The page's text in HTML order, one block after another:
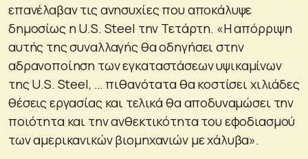
επανέλαβαν τις ανησυχίες που αποκάλυψε
δημοσίως η U.S. Steel την Τετάρτη. «Η απόρριψη
αυτής της συναλλαγής θα οδηγήσει στην
αδρανοποίηση των εγκαταστάσεων υψικαμίνων
της U.S. Steel, … πιθανότατα θα κοστίσει χιλιάδες
θέσεις εργασίας και τελικά θα αποδυναμώσει την
ποιότητα και την ανθεκτικότητα του εφοδιασμού
των αμερικανικών βιομηχανιών με χάλυβα».